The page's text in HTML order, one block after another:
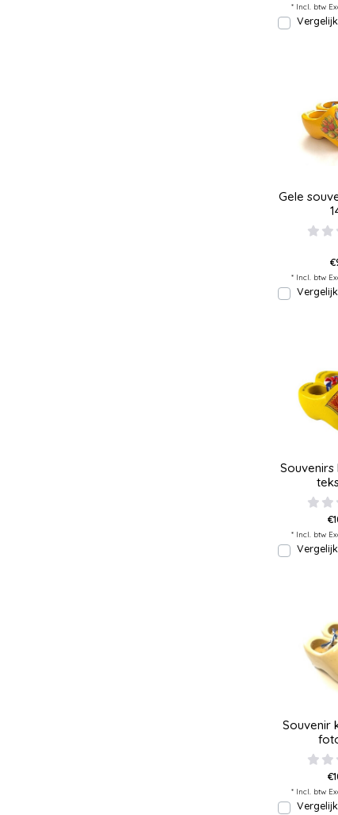
* Incl. btw
Vergelijk
Gele
* Incl. btw
Vergelijk
* Incl. btw
Vergelijk
Souvenir
* Incl. btw
Vergelijk